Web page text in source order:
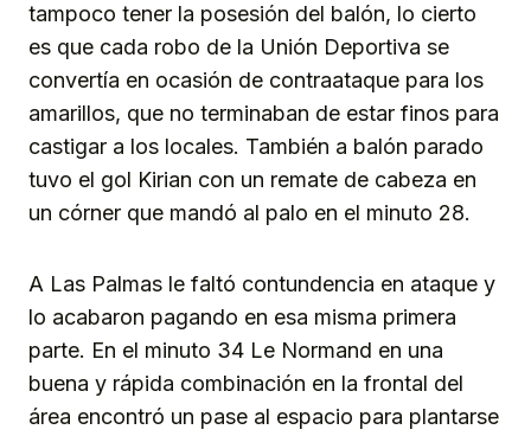
tampoco tener la posesión del balón, lo cierto
es que cada robo de la Unión Deportiva se
convertía en ocasión de contraataque para los
amarillos, que no terminaban de estar finos para
castigar a los locales. También a balón parado
tuvo el gol Kirian con un remate de cabeza en
un córner que mandó al palo en el minuto 28.
A Las Palmas le faltó contundencia en ataque y
lo acabaron pagando en esa misma primera
parte. En el minuto 34 Le Normand en una
buena y rápida combinación en la frontal del
área encontró un pase al espacio para plantarse